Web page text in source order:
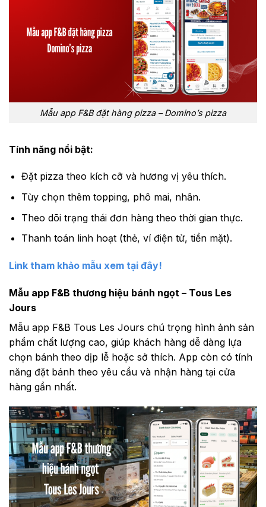
Mẫu app F&B đặt hàng pizza – Domino’s pizza
Tính năng nổi bật:
Đặt pizza theo kích cỡ và hương vị yêu thích.
Tùy chọn thêm topping, phô mai, nhân.
Theo dõi trạng thái đơn hàng theo thời gian thực.
Thanh toán linh hoạt (thẻ, ví điện tử, tiền mặt).
Link tham khảo mẫu xem tại đây!
Mẫu app F&B thương hiệu bánh ngọt – Tous Les
Jours
Mẫu app F&B Tous Les Jours chú trọng hình ảnh sản
phẩm chất lượng cao, giúp khách hàng dễ dàng lựa
chọn bánh theo dịp lễ hoặc sở thích. App còn có tính
năng đặt bánh theo yêu cầu và nhận hàng tại cửa
hàng gần nhất.